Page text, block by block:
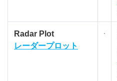
Radar Plot
レーダープロット